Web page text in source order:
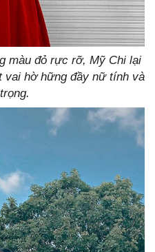
màu đỏ rực rỡ, Mỹ Chi lại
vai hờ hững đầy nữ tính và